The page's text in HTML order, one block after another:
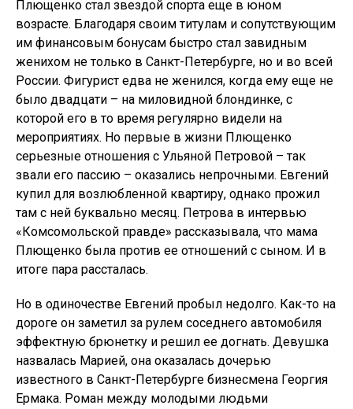
Плющенко стал звездой спорта еще в юном
возрасте. Благодаря своим титулам и сопутствующим
им финансовым бонусам быстро стал завидным
женихом не только в Санкт-Петербурге, но и во всей
России. Фигурист едва не женился, когда ему еще не
было двадцати – на миловидной блондинке, с
которой его в то время регулярно видели на
мероприятиях. Но первые в жизни Плющенко
серьезные отношения с Ульяной Петровой – так
звали его пассию – оказались непрочными. Евгений
купил для возлюбленной квартиру, однако прожил
там с ней буквально месяц. Петрова в интервью
«Комсомольской правде» рассказывала, что мама
Плющенко была против ее отношений с сыном. И в
итоге пара рассталась.
Но в одиночестве Евгений пробыл недолго. Как-то на
дороге он заметил за рулем соседнего автомобиля
эффектную брюнетку и решил ее догнать. Девушка
назвалась Марией, она оказалась дочерью
известного в Санкт-Петербурге бизнесмена Георгия
Ермака. Роман между молодыми людьми